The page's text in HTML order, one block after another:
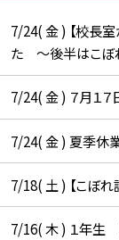
7/24( 金 ) 【校長室
た ～後半はこぼ
7/24( 金 ) ７月１
7/24( 金 ) 夏季休
7/18( 土 ) 【こぼ
7/16( 木 ) １年生